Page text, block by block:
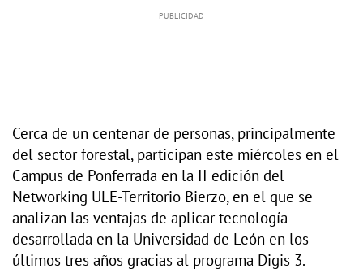
Cerca de un centenar de personas, principalmente
del sector forestal, participan este miércoles en el
Campus de Ponferrada en la II edición del
Networking ULE-Territorio Bierzo, en el que se
analizan las ventajas de aplicar tecnología
desarrollada en la Universidad de León en los
últimos tres años gracias al programa Digis 3.